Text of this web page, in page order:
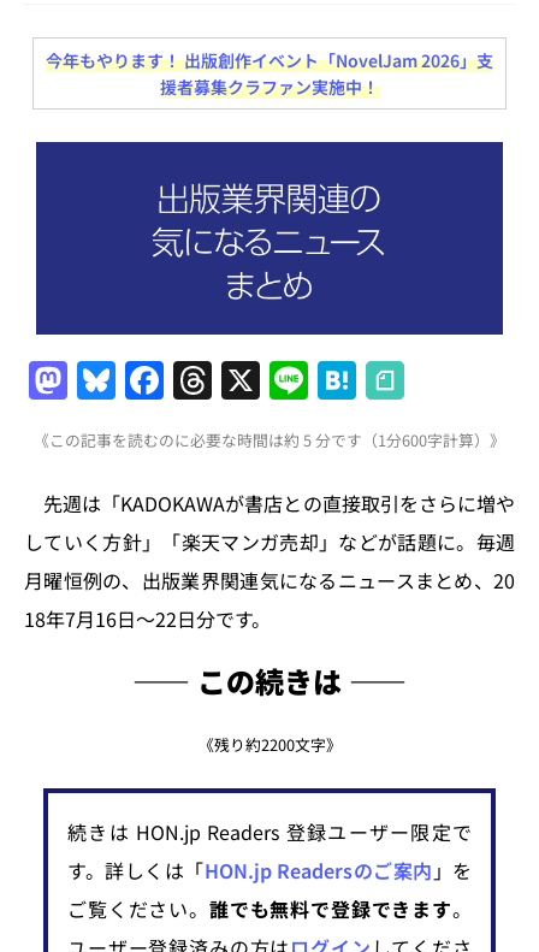
今年もやります！ 出版創作イベント「NovelJam 2026」支
援者募集クラファン実施中！
M
a
st
o
d
o
n
Bl
u
e
s
k
y
F
a
c
e
b
o
o
T
h
re
a
d
s
X Li
n
e
H
at
e
n
a
《この記事を読むのに必要な時間は約 5 分です（1分600字計算）》
先週は「KADOKAWAが書店との直接取引をさらに増や
していく方針」「楽天マンガ売却」などが話題に。毎週
月曜恒例の、出版業界関連気になるニュースまとめ、20
18年7月16日～22日分です。
―― この続きは ――
《残り約2200文字》
続きは HON.jp Readers 登録ユーザー限定で
す。詳しくは「HON.jp Readersのご案内 」を
ご覧ください。 誰でも無料で登録できます。